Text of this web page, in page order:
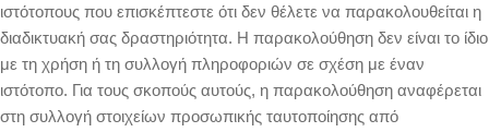
ιστότοπους που επισκέπτεστε ότι δεν θέλετε να παρακολουθείται η
διαδικτυακή σας δραστηριότητα. Η παρακολούθηση δεν είναι το ίδιο
με τη χρήση ή τη συλλογή πληροφοριών σε σχέση με έναν
ιστότοπο. Για τους σκοπούς αυτούς, η παρακολούθηση αναφέρεται
στη συλλογή στοιχείων προσωπικής ταυτοποίησης από